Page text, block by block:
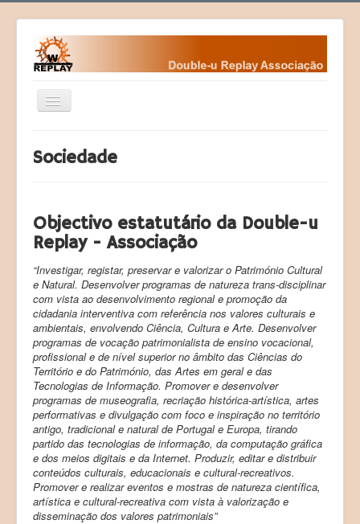
Ativar/Desativar
navegação
Fundamentos
Contactos da WR
Eventos
Desafios
Courses (Cursos)
Programas
Sociedade
Products (Produtos)
Registration (Registo)
LAB Paleoecologia
Sociedade
Objectivo estatutário da Double-u
Replay - Associação
“Investigar, registar, preservar e valorizar o Património Cultural
e Natural. Desenvolver programas de natureza trans-disciplinar
com vista ao desenvolvimento regional e promoção da
cidadania interventiva com referência nos valores culturais e
ambientais, envolvendo Ciência, Cultura e Arte. Desenvolver
programas de vocação patrimonialista de ensino vocacional,
profissional e de nível superior no âmbito das Ciências do
Território e do Património, das Artes em geral e das
Tecnologias de Informação. Promover e desenvolver
programas de museografia, recriação histórica-artística, artes
performativas e divulgação com foco e inspiração no território
antigo, tradicional e natural de Portugal e Europa, tirando
partido das tecnologias de informação, da computação gráfica
e dos meios digitais e da Internet. Produzir, editar e distribuir
conteúdos culturais, educacionais e cultural-recreativos.
Promover e realizar eventos e mostras de natureza científica,
artística e cultural-recreativa com vista à valorização e
disseminação dos valores patrimoniais”